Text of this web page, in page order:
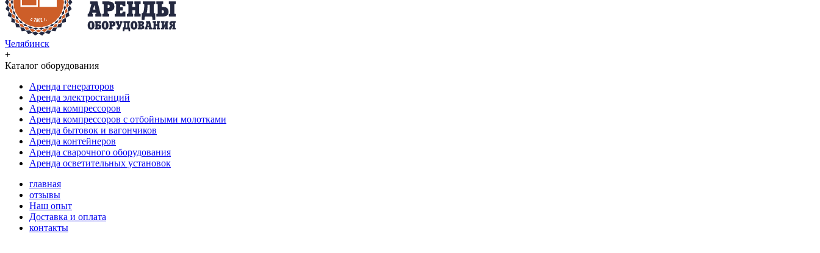
Челябинск
+
Каталог оборудования
Аренда генераторов
Аренда электростанций
Аренда компрессоров
Аренда компрессоров с отбойными молотками
Аренда бытовок и вагончиков
Аренда контейнеров
Аренда сварочного оборудования
Аренда осветительных установок
главная
отзывы
Наш опыт
Доставка и оплата
контакты